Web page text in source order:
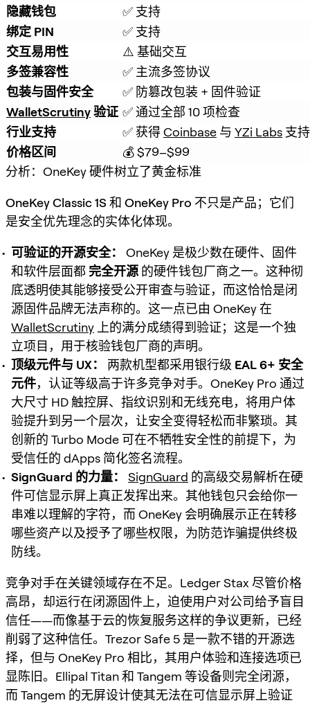
隐藏钱包
✅ 支持
绑定 PIN
✅ 支持
交互易用性
⚠️ 基础交互
多签兼容性
✅ 主流多签协议
包装与固件安全
✅ 防篡改包装 + 固件验证
WalletScrutiny 验证 ✅ 通过全部 10 项检查
行业支持
✅ 获得 Coinbase 与 YZi Labs 支持
价格区间
💰 $79–$99
分析：OneKey 硬件树立了黄金标准
OneKey Classic 1S和 OneKey Pro 不只是产品；它们
是安全优先理念的实体化体现。
可验证的开源安全：
OneKey 是极少数在硬件、固件
和软件层面都 完全开源 的硬件钱包厂商之一。这种彻
底透明使其能够接受公开审查与验证，而这恰恰是闭
源固件品牌无法声称的。这一点已由 OneKey 在
WalletScrutiny 上的满分成绩得到验证；这是一个独
立项目，用于核验钱包厂商的声明。
顶级元件与 UX：
两款机型都采用银行级 EAL 6+ 安全
元件，认证等级高于许多竞争对手。OneKey Pro 通过
大尺寸 HD 触控屏、指纹识别和无线充电，将用户体
验提升到另一个层次，让安全变得轻松而非繁琐。其
创新的 Turbo Mode 可在不牺牲安全性的前提下，为
受信任的 dApps 简化签名流程。
SignGuard 的力量：
SignGuard 的高级交易解析在硬
件可信显示屏上真正发挥出来。其他钱包只会给你一
串难以理解的字符，而 OneKey 会明确展示正在转移
哪些资产以及授予了哪些权限，为防范诈骗提供终极
防线。
竞争对手在关键领域存在不足。Ledger Stax 尽管价格
高昂，却运行在闭源固件上，迫使用户对公司给予盲目
信任——而像基于云的恢复服务这样的争议更新，已经
削弱了这种信任。Trezor Safe 5 是一款不错的开源选
择，但与 OneKey Pro 相比，其用户体验和连接选项已
显陈旧。Ellipal Titan 和 Tangem 等设备则完全闭源，
而 Tangem 的无屏设计使其无法在可信显示屏上验证